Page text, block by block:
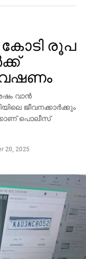
റിപ്പോര്‍ട്ട്
വിപണിയെ
പിന്തുണയും
റിപ്പോര്‍ട്ട്
അന്വേഷണം
ടിക്
ചൈനീസ്
പങ്കും
രൂപ
വാന്‍
ജീവനക്കാര്‍ക്കും
പൊലീസ്
20, 2025